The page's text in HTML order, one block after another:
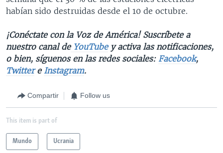
habían sido destruidas desde el 10 de octubre.
¡Conéctate con la Voz de América! Suscríbete a
nuestro canal deYouTubey activa las notificaciones,
o bien, síguenos en las redes sociales: Facebook,
Twittere Instagram.
Compartir Follow us
This item is part of
Mundo Ucrania